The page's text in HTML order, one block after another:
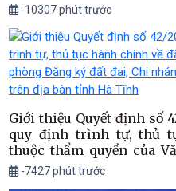
thông tin trả lời cho chủ thể
-10307 phút trước
Giới thiệu Quyết định số
quy định trình tự, thủ
thuộc thẩm quyền của
Chi nhánh Văn phòng
tỉnh Hà Tĩnh
-7427 phút trước